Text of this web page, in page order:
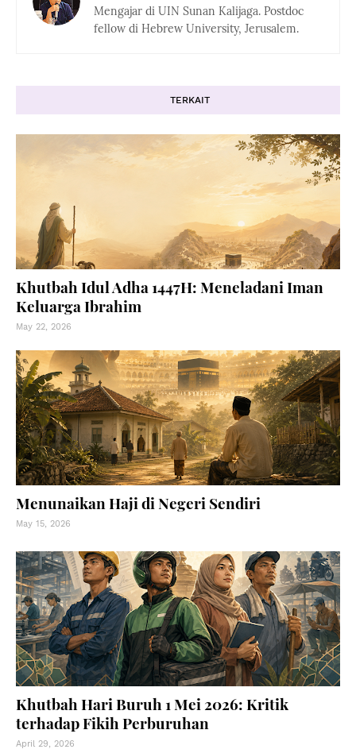
Mengajar di UIN Sunan Kalijaga. Postdoc
fellow di Hebrew University, Jerusalem.
TERKAIT
Khutbah Idul Adha 1447H: Meneladani Iman
Keluarga Ibrahim
May 22, 2026
Menunaikan Haji di Negeri Sendiri
May 15, 2026
Khutbah Hari Buruh 1 Mei 2026: Kritik
terhadap Fikih Perburuhan
April 29, 2026